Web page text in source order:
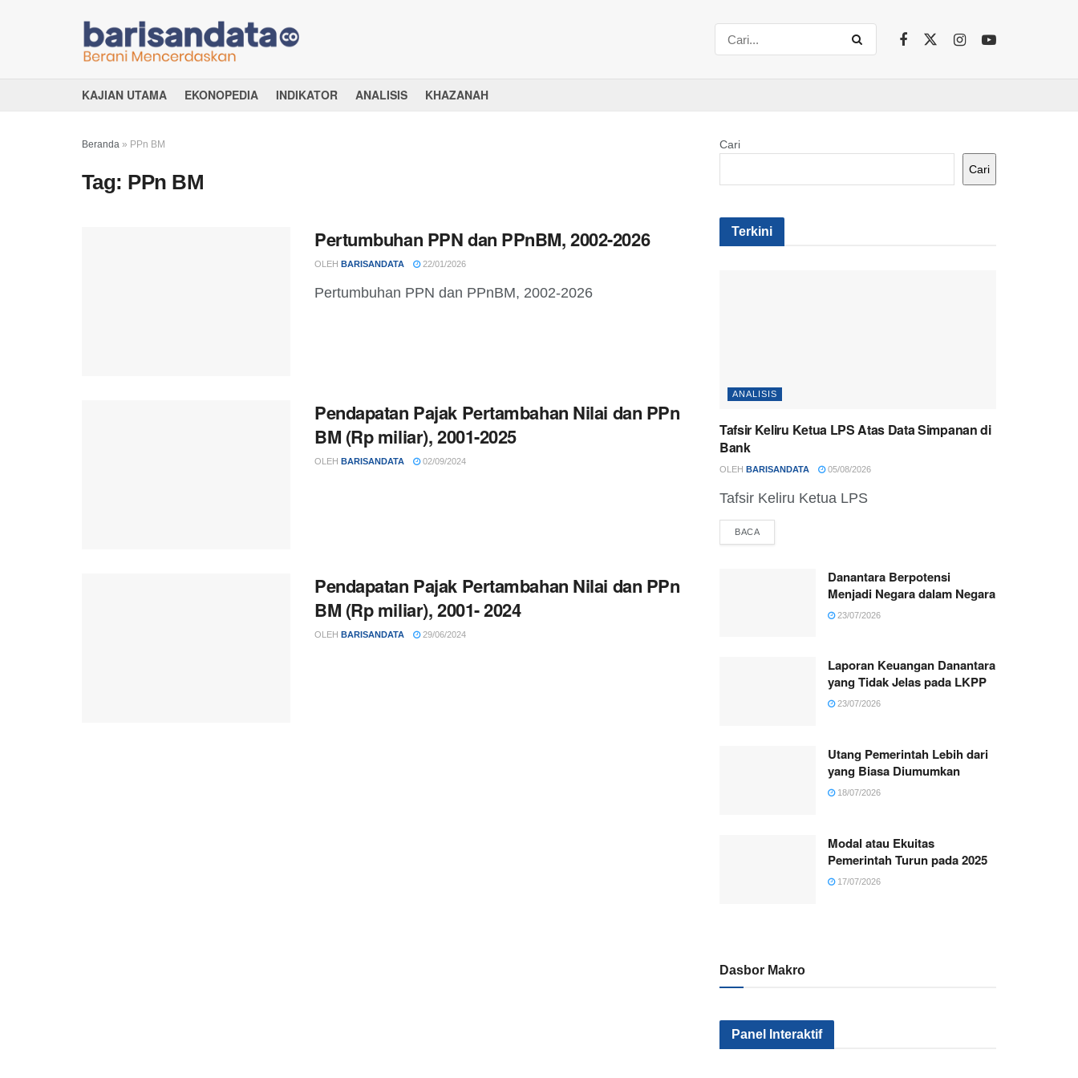
KAJIAN UTAMA EKONOPEDIA INDIKATOR ANALISIS KHAZANAH
Beranda » PPn BM
Tag: PPn BM
Pertumbuhan PPN dan PPnBM, 2002-2026
OLEH BARISANDATA 22/01/2026
Pertumbuhan PPN dan PPnBM, 2002-2026
Pendapatan Pajak Pertambahan Nilai dan PPn
BM (Rp miliar), 2001-2025
OLEH BARISANDATA 02/09/2024
Pendapatan Pajak Pertambahan Nilai dan PPn
BM (Rp miliar), 2001- 2024
OLEH BARISANDATA 29/06/2024
Cari
Cari
Terkini
ANALISIS
Tafsir Keliru Ketua LPS Atas Data Simpanan di
Bank
OLEH BARISANDATA 05/08/2026
Tafsir Keliru Ketua LPS
BACA
Danantara Berpotensi
Menjadi Negara dalam Negara
23/07/2026
Laporan Keuangan Danantara
yang Tidak Jelas pada LKPP
23/07/2026
Utang Pemerintah Lebih dari
yang Biasa Diumumkan
18/07/2026
Modal atau Ekuitas
Pemerintah Turun pada 2025
17/07/2026
Dasbor Makro
Panel Interaktif
Kenapa Sektor